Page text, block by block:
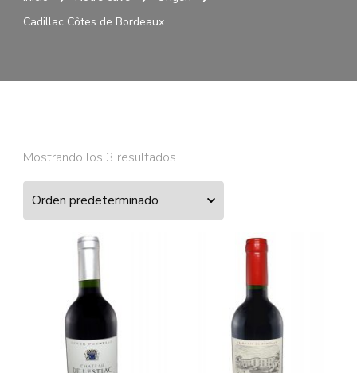
Cadillac Côtes de Bordeaux
Mostrando los 3 resultados